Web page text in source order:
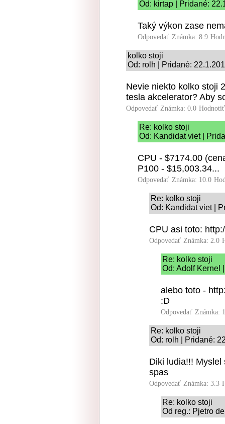
Od: kirtap | Pridané:
Taký výkon zase
Odpovedať Známka: 8.9
kolko stoji
Od: rolh | Pridané:
Nevie niekto kolko stoji
tesla akcelerator? Aby
Odpovedať Známka: 0.0
Re: kolko stoji
Od: Kandidat viet |
CPU - $7174.00
P100 - $15,003.34...
Odpovedať Známka: 10.0
Re: kolko stoji
Od: Kandidat viet |
CPU asi toto:
Odpovedať Známka: 2.0
Re: kolko stoji
Od: Adolf Kernel
alebo toto -
:D
Odpovedať Známka:
Re: kolko stoji
Od: rolh | Pridané:
Diki ludia!!!
spas
Odpovedať Známka: 3.3
Re: kolko stoji
Od reg.: Pjetro